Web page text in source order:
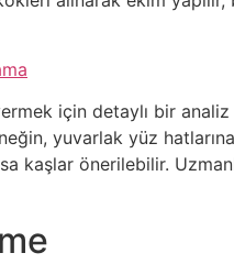
için detaylı bir analiz
yuvarlak yüz
kaşlar önerilebilir.